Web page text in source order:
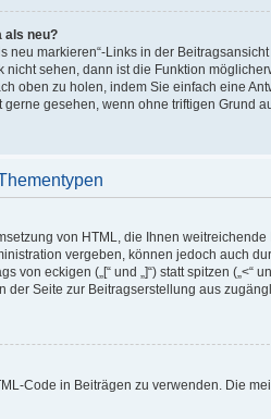
als neu?
neu markieren“-Links in der
nicht sehen, dann ist die Funktion
oben zu holen, indem Sie einfach eine
gerne gesehen, wenn ohne triftigen Grund
von HTML, die Ihnen
vergeben, können jedoch auch
von eckigen („[“ und „]“) statt spitzen
der Seite zur Beitragserstellung aus
Code in Beiträgen zu verwenden. Die